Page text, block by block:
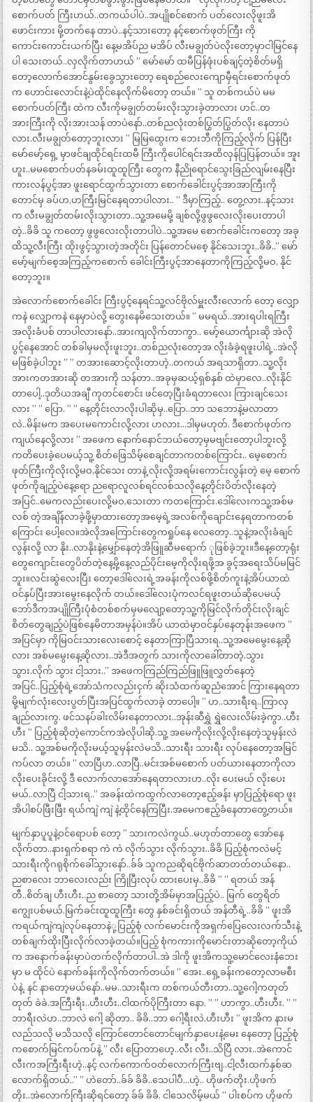
စောက်ပတ် ကြီးဟယ်..တကယ်ပါပဲ..အပျိုစင်စောက် ပတ်လေးလိုဖူးအိ
ဖောင်းကား မို့တက်နေ တာပဲ..နင့်သားတော့ နင့်စောက်ဖုတ်ကြီး ကို
ကောင်းကောင်းယက်ပြီး နေ့မအိပ်ည မအိပ် လီးမချွတ်ပဲလိုးတော့မှာငါမြင်နေ
ပါ သေးတယ်..လှလိုက်တာဟယ် ” မော်မော် ထမီပြန်ဖုံးပစ်ချင့်တဲ့စိတ်မရှိ
တော့လောက်အောင်နွမ်းခွေသွားတော့ ရေစည်လေးကျောမှီရင်းစောက်ဖုတ်
က ဟောင်းလောင်းနဲ့ပဲထိုင်နေလိုက်မိတော့ တယ်။ ” သူ တစ်ကယ်ပဲ မမ
စောက်ပတ်ကြီး ထဲက လီးကိုမချွတ်တမ်းလိုးသွားခဲ့တာလား ဟင်..တ
အားကြီးကို လိုးအားသန် တာပဲနော်..တစ်ညလုံးတစ်ပြွတ်ပြွတ်လိုး နေတာပဲ
လား.လီးမချွတ်တော့ဘူးလား ” မြမြထွေးက ဘေးဘီကိုကြည့်လိုက် ပြန်ပြီး
မော်မော့်ရှေ့ မှာဖင်ချထိုင်ရင်းထမီ ကြီးကိုပေါင်ရင်းအထိလှန်ပြပြန်တယ်။ အူး
ဟူး..မမစောက်ပတ်နခမ်းထူထူကြီး တွေက နီညိုရောင်သွေးခြည်လျမ်းနေပြီး
ကားလန်ပွင့်အာ ဖူးရောင်ထွက်သွားတာ စောက်ခေါင်းပွင့်အာအာကြီးကို
တောင်မှ ခပ်ဟ,ဟကြီးမြင်နေရတာပါလား.. ” ဒီမှာကြည့်.. တွေ့လား..နင့်သား
က လီးမချွတ်တမ်းလိုးသွားတာ..သူ့အမေမို့ ချစ်လို့ဖွဖွလေးလိုးပေးတာပါ
တဲ့..ခိခိ သူ ကတော့ ဖွဖွလေးလိုးတာပါပဲ..သူ့အမေ စောက်ခေါင်းကတော့ အခု
ထိသူ့လီးကြီး ထိုးဖွင့်သွားတဲ့အတိုင်း ပြန်တောင်မစေ့ နိုင်သေးဘူး..ခိခိ..” မော်
မော့်မျက်စေ့အကြည့်ကစောက် ခေါင်းကြီးပွင့်အာနေတာကိုကြည့်လို့မဝ, နိုင်
တော့ဘူး။
အဲလောက်စောက်ခေါင်း ကြီးပွင့်နေရင်သူ့လင်ဗိုလ်မှူးလီးလောက် တော့ လျှော
ကနဲ လျှောကနဲ နေမှာပဲလို့ တွေးနေမိသေးတယ်။ ” မမရယ်..အားရပါးရကြီး
အလိုးခံပစ် တာပါလားနော်..အားကျလိုက်တာကွာ.. မော့်ယောင်္ကျားဆို အဲလို
ပွင့်နေအောင် တစ်ခါမှမလိုးဖူးဘူး..တစ်ညလုံးတော့အ လိုးခံခဲ့ရဖူးပါရဲ့..အဲလို
မဖြစ်ခဲ့ပါဘူး ” ” တအားဆောင့်လိုးတာဟဲ့..တကယ် အရသာရှိတာ..သူ့လိုး
အားကတအားဆို တအားကို သန်တာ..အခုမှဆယ့်ရှစ်နှစ် ထဲမှာလေ..လိုးနိုင်
တာပေါ့..ဒုတိယအချီ ကုတင်စောင်း ဖင်တေ့ပြီးခံရတာလေး ကြားချင်သေး
လား ” ” ပြော. ” ” နေ့တိုင်းလာလိုးပါဆိုမှ..ပြော..ဘာ သဘောနဲ့မလာတာ
လဲ..မိန်းမက အပေးမကောင်းလို့လား ဟလား…ဒါမှမဟုတ်. ဒီစောက်ဖုတ်က
ကျယ်နေလို့လား ” အဖေက နောက်နောင်ဘယ်တော့မှမဗျင်းတော့ပါဘူးလို့
ကတိပေးခဲ့ပေမယ့်သူ့ စိတ်ဖြေသိမ့်စေချင်တာကတစ်ကြောင်း.. မေ့စောက်
ဖုတ်ကြီးကိုလိုးလို့မဝ,နိုင်သေး တာနဲ့ လိုးလို့အရမ်းကောင်းလွန်းတဲ့ မေ့ စောက်
ဖုတ်ကိုချည့်ပဲနေ့ရော ညရောလူလစ်ရင်လစ်သလိုနေ့တိုင်းပိတ်လိုးနေတဲ့
အပြင်..မေကလည်းပေးလို့မဝ,သေးတာ ကတကြောင်း.ဒေါ်လေးကသူ့အစ်မ
လစ် တဲ့အချိန်လာခဲ့ဖို့မှာထားတော့အမေ့ရဲ့အလစ်ကိုချောင်းနေရတာကတစ်
ကြောင်း ပေါ့လေ။အဲလိုအကြောင်းတွေကရှုပ်နေ လေတော့..သူနဲ့အလိုးခံချင်
လွန်းလို့ လာ နိုး..လာနိုးနဲ့မျှော်နေတဲ့အိဖြူဆီမရောက် ုဖြစ်ခဲ့ဘူး။ဒီနေ့တော့ရုံး
တွေကျောင်းတွေပိတ်တဲ့နေ့မို့နေ့လည်ပိုင်းမေ့ကိုလိုးရဖို့အ ခွင့်အရေးသိပ်မမြင်
ဘူး။လင်းဆွဲလေးပြီး တော့ဒေါ်လေးရဲ့အခန်းကိုလစ်ဖို့စိတ်ကူးနဲ့အိပ်ယာထဲ
ဝင်နှပ်ပြီးအားမွေးနေလိုက် တယ်။ဒေါ်လေးပုံကလင်ရဖူးတယ်ဆိုပေမယ့်
ဘော်ဒီကအပျိုကြီးပုံစံတစ်စက်မှမလျော့တော့သူ့ကိုမြင်လိုက်တိုင်းလိုးချင်
စိတ်တွေချည့်ပဲဖြစ်နေမိတာအမှန်ပဲ။အိပ် ယာထဲမှာဝင်နှပ်နေတုန်းအဖေက ”
အပြင်မှာ ကိုမြဝင်းသားလေးစောင့် နေတာကြာပြီသားရ..သူ့အမေမွေးနေ့ဆို
လား အစ်မမွေးနေ့ဆိုလား..အဲဒီအတွက် သားကိုလာခေါ်တာတဲ့.သွား
သွား.လိုက် သွား ငါ့သား..” အဖေကကြည်ကြည်ဖြူဖြူလွှတ်နေတဲ့
အပြင်..ပြည့်စုံရဲ့အော်သံကလည်းငှက် ဆိုးသံထက်ဆူညံအောင် ကြားနေရတာ
မို့မျက်လုံးလေးပွတ်ပြီးအပြင်ထွက်လာခဲ့ တာပေါ့။ ” ဟ..သားရီးရ..ကြာလှ
ချည်လားကွ. ဖင်သနပ်ခါးလိမ်းနေတာလား..အုန်းဆီရွှဲ ရွှဲလေးလိမ်းခဲ့ကွာ..ဟီး
ဟီး ” ပြည့်စုံဆိုတဲ့ကောင်ကအဲလိုပါဆို.သူ့ အမေကိုလိုးလို့လိုးနေတဲ့သူမှန်းလဲ
မသိ.. သူ့အစ်မကိုလိုးမယ့်သူမှန်းလဲမသိ..သားရီး သားရီး လုပ်နေတော့အမြင်
ကပ်လာ တယ်။ ” လာပြီဟ..လာပြီ..မင်းအစ်မစောက် ပတ်ယားနေတာကိုလာ
လိုးပေးခိုင်းလို့ ဒီ လောက်လာအော်နေရတာလားဟ..လိုး ပေးမယ် လိုးပေး
မယ်..လာပြီ ငါ့သားရ..” အခန်းထဲကထွက်လာတော့ဧည့်ခန်း မှာပြည့်စုံရော ဖူး
အိပါစပ်ဖြီးဖြီး ရယ်ကျဲ ကျဲ နဲ့ထိုင်နေကြပြီး.အမေကဧည့်ခံနေတာတွေ့တယ်။
မျက်နှာပူပူနဲ့ဝင်ရောပစ် တော့ ” သားကလဲကွယ်..မဟုတ်တာတွေ အော်နေ
လိုက်တာ..နားရှက်စရာ ကဲ ကဲ လိုက်သွား လိုက်သွား..ခိခိ ပြည့်စုံကလဲမင့်
သားရီးကိုဂရုစိုက်ခေါ်သွားနော်..ခ်ခ် သူကညဆိုရင်ဗိုက်ဆာတတ်တယ်နော..
ညစာလေး ဘာလေးလည်း ကြိုပြီးလုပ် ထားပေးမှ..ခိခိ ” ” ရတယ် အန်
တီ..စိတ်ချ ဟီးဟီး..ည စာတော့ သားတို့အိမ်မှာအပြည့်ပဲ.. မြက် တွေရိတ်
ကျွေးပစ်မယ်.မြက်ခင်းထူထူကြီး တွေ နှစ်ခင်းရှိတယ် အန်တီရဲ့..ခိခိ ” ဖူးအိ
ကရယ်ကျဲကျဲလုပ်နေတာနဲု့ပြည့်စုံ လက်မောင်းကိုအရှက်ပြေလေးလက်သီးနဲ့
တစ်ချက်ထိုးပြီးလိုက်လာခဲ့တယ်။ပြည့် စုံကကားကိုမောင်းတာဆိုတော့ကိုယ်
က အနောက်ခန်းမှာပဲတက်လိုက်တာပါ..အဲ ဒါကို ဖူးအိကသူ့မောင်လေးနံဘေး
မှာ မ ထိုင်ပဲ နောက်ခန်းကိုလိုက်တက်တယ်။ ” အေး..ရှေ့ခန်းကတော့လာမစီး
ပဲနဲ့. နင် နာတော့မယ်နော်..မမ..သားရီးက တစ်ကယ်တီးတာ..သူ့ဂေါ့ကတုတ်
တုတ် ခဲခဲ.အကြီးရီး..ဟီးဟီး..ငါထက်ပိုကြီးတာ နော. ” ” ဟာကွာ..ဟီးဟီး. ” ”
ဘာရီးလဲဟ..ဘာလဲ ဂေါ့ ဆိုတာ.. ခိခိ..ဘာ ဂေါ့ရီးလဲ.ဟီးဟီး ” ဖူးအိက နားမ
လည်သလို မသိသလို ကြောင်တောင်တောင်မျက်နှာပေးနဲ့မေး နေတော့ ပြည့်စုံ
ကစောက်မြင်ကပ်ကပ်နဲ့ ” လီး ပြောတာဟေ့..လီး လီး..သိပြီ လား..အဲကောင်
လီးကအကြီးရီးဟဲ့..နင့် လက်ကောက်ဝတ်လောက်ကြီးဗျ..ငါ့လီးထက်နှစ်ဆ
လောက်ရှိတယ်..” ” ဟဲတော်..ခ်ခ် ခိခိ..သေပါပီ…ဟဲ့.. ဟိုဖက်တိုး.ဟိုဖက်
တိုး..အဲလောက်ကြီးဆိုရင်တော့ ခ်ခ် ခိခိ. ငါသေလိမ့်မယ် ” ပါးစပ်က ဟိုဖက်